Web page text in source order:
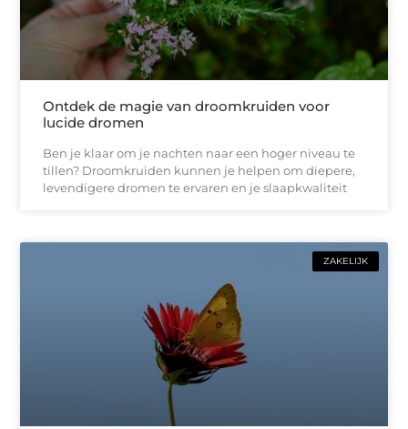
Ontdek de magie van droomkruiden voor
lucide dromen
Ben je klaar om je nachten naar een hoger niveau te
tillen? Droomkruiden kunnen je helpen om diepere,
levendigere dromen te ervaren en je slaapkwaliteit
ZAKELIJK